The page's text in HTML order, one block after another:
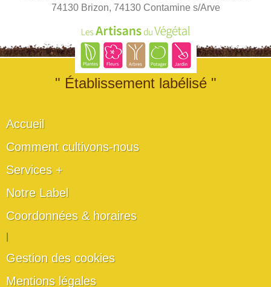
74130 Brizon, 74130 Contamine s/Arve
" Établissement labélisé "
Accueil
Comment cultivons-nous
Services +
Notre Label
Coordonnées & horaires
Gestion des cookies
Mentions légales